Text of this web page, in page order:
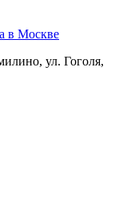
ул. Гоголя,